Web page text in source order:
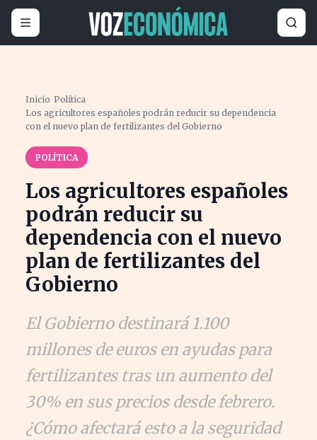
Inicio ›Política›
Los agricultores españoles podrán reducir su dependencia
con el nuevo plan de fertilizantes del Gobierno
POLÍTICA
Los agricultores españoles
podrán reducir su
dependencia con el nuevo
plan de fertilizantes del
Gobierno
El Gobierno destinará 1.100
millones de euros en ayudas para
fertilizantes tras un aumento del
30% en sus precios desde febrero.
¿Cómo afectará esto a la seguridad